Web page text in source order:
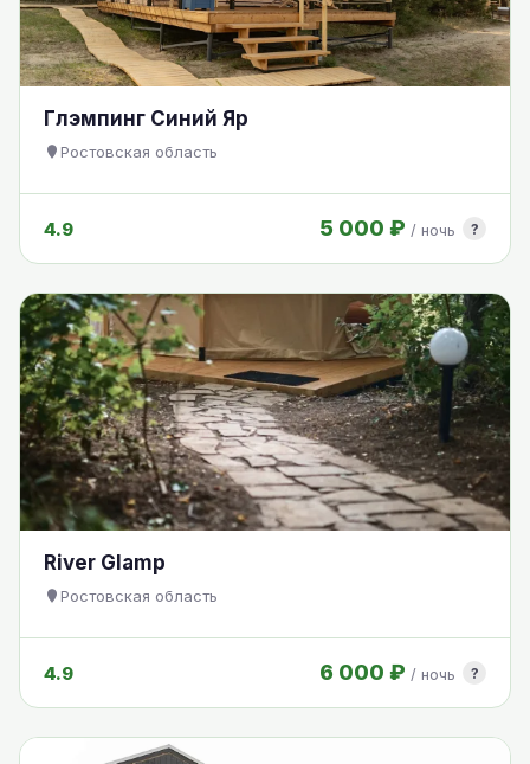
Глэмпинг Синий Яр
Ростовская область
4.9 5 000 ₽ / ночь ?
River Glamp
Ростовская область
4.9 6 000 ₽ / ночь ?